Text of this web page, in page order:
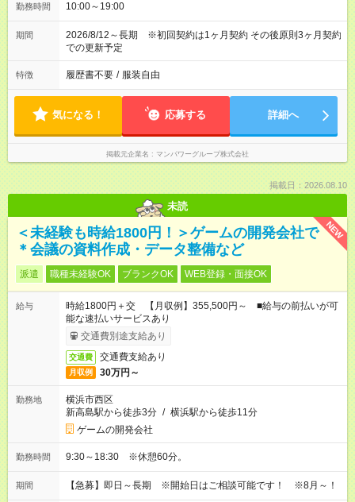
勤務時間 10:00～19:00
期間
2026/8/12～長期 ※初回契約は1ヶ月契約 その後原則3ヶ月契約
での更新予定
特徴 履歴書不要 / 服装自由
気になる！ 応募する 詳細へ
掲載元企業名 マンパワーグループ株式会社
掲載日：2026.08.10
未読
NEW
＜未経験も時給1800円！＞ゲームの開発会社で
＊会議の資料作成・データ整備など
派遣 職種未経験OK ブランクOK WEB登録・面接OK
給与
時給1800円＋交 【月収例】355,500円～ ■給与の前払いが可
能な速払いサービスあり
交通費別途支給あり
交通費 交通費支給あり
月収例 30万円～
勤務地
横浜市西区
新高島駅から徒歩3分 / 横浜駅から徒歩11分
ゲームの開発会社
勤務時間 9:30～18:30 ※休憩60分。
期間 【急募】即日～長期 ※開始日はご相談可能です！ ※8月～！